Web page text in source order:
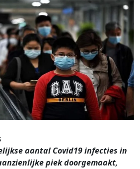
aantal Covid19 infecties in
piek doorgemaakt,